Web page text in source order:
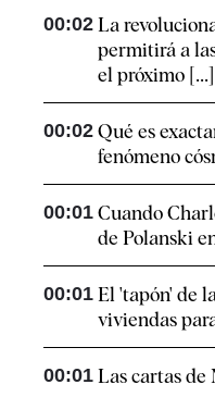
00:02 La
permitirá a
el próximo [...]
00:02 Qué es
fenómeno
00:01 Cuando
de Polanski
00:01 El 'tapón' de
viviendas
00:01 Las cartas de